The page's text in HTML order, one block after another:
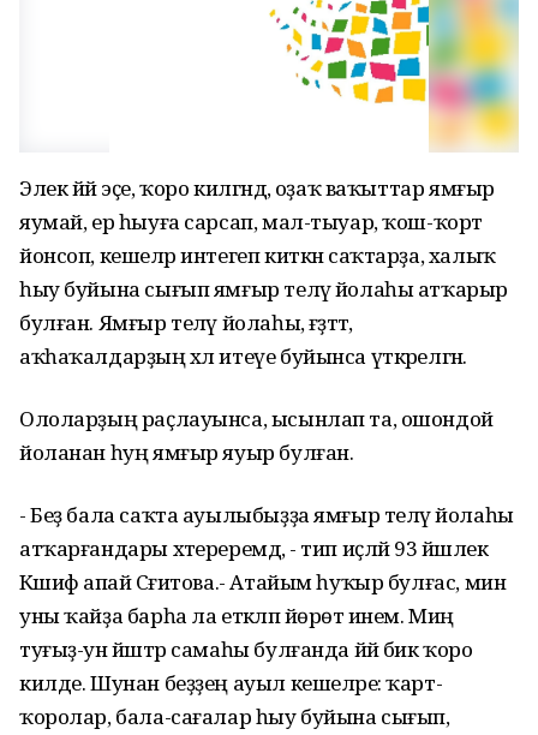
Элек йәй эҫе, ҡоро килгәндә, оҙаҡ ваҡыттар ямғыр
яумай, ер һыуға сарсап, мал-тыуар, ҡош-ҡорт
йонсоп, кешеләр интегеп киткән саҡтарҙа, халыҡ
һыу буйына сығып ямғыр теләү йолаһы атҡарыр
булған. Ямғыр теләү йолаһы, ғәҙәттә,
аҡһаҡалдарҙың хәл итеүе буйынса үткәрелгән.
Ололарҙың раҫлауынса, ысынлап та, ошондой
йоланан һуң ямғыр яуыр булған.
- Беҙ бала саҡта ауылыбыҙҙа ямғыр теләү йолаһы
атҡарғандары хәтереремдә, - тип иҫләй 93 йәшлек
Кәшифә апай Сәғитова.- Атайым һуҡыр булғас, мин
уны ҡайҙа барһа ла етәкләп йөрөтә инем. Миңә
туғыҙ-ун йәштәр самаһы булғанда йәй бик ҡоро
килде. Шунан беҙҙең ауыл кешеләре: ҡарт-
ҡоролар, бала-сағалар һыу буйына сығып,